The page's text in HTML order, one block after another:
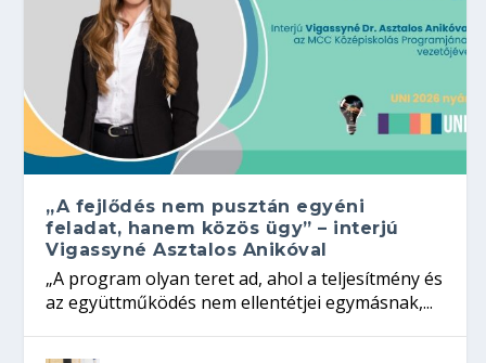
„A fejlődés nem pusztán egyéni
feladat, hanem közös ügy” – interjú
Vigassyné Asztalos Anikóval
„A program olyan teret ad, ahol a teljesítmény és
az együttműködés nem ellentétjei egymásnak,...